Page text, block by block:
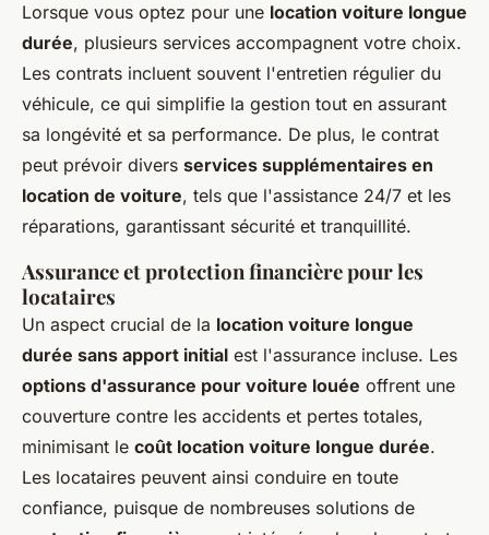
Lorsque vous optez pour une location voiture longue
durée, plusieurs services accompagnent votre choix.
Les contrats incluent souvent l'entretien régulier du
véhicule, ce qui simplifie la gestion tout en assurant
sa longévité et sa performance. De plus, le contrat
peut prévoir divers services supplémentaires en
location de voiture, tels que l'assistance 24/7 et les
réparations, garantissant sécurité et tranquillité.
Assurance et protection financière pour les
locataires
Un aspect crucial de la location voiture longue
durée sans apport initial est l'assurance incluse. Les
options d'assurance pour voiture louée offrent une
couverture contre les accidents et pertes totales,
minimisant le coût location voiture longue durée.
Les locataires peuvent ainsi conduire en toute
confiance, puisque de nombreuses solutions de